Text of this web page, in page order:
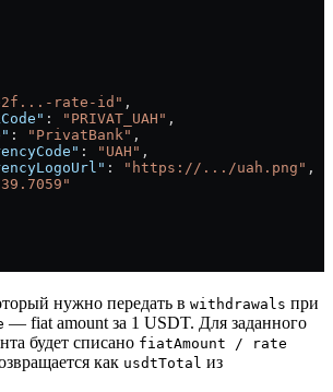
rate-id" ,
: "PRIVAT_UAH" ,
: "PrivatBank" ,
: "UAH" ,
: "https://.../uah.png" ,
нужно передать в withdrawals при
— fiat amount за 1 USDT. Для заданного
будет списано fiatAmount / rate
как usdtTotal из